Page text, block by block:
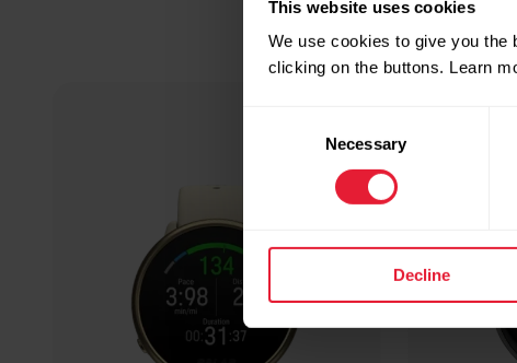
This website uses cookies
We use cookies to give you the
clicking on the buttons. Learn
Necessary
Decline